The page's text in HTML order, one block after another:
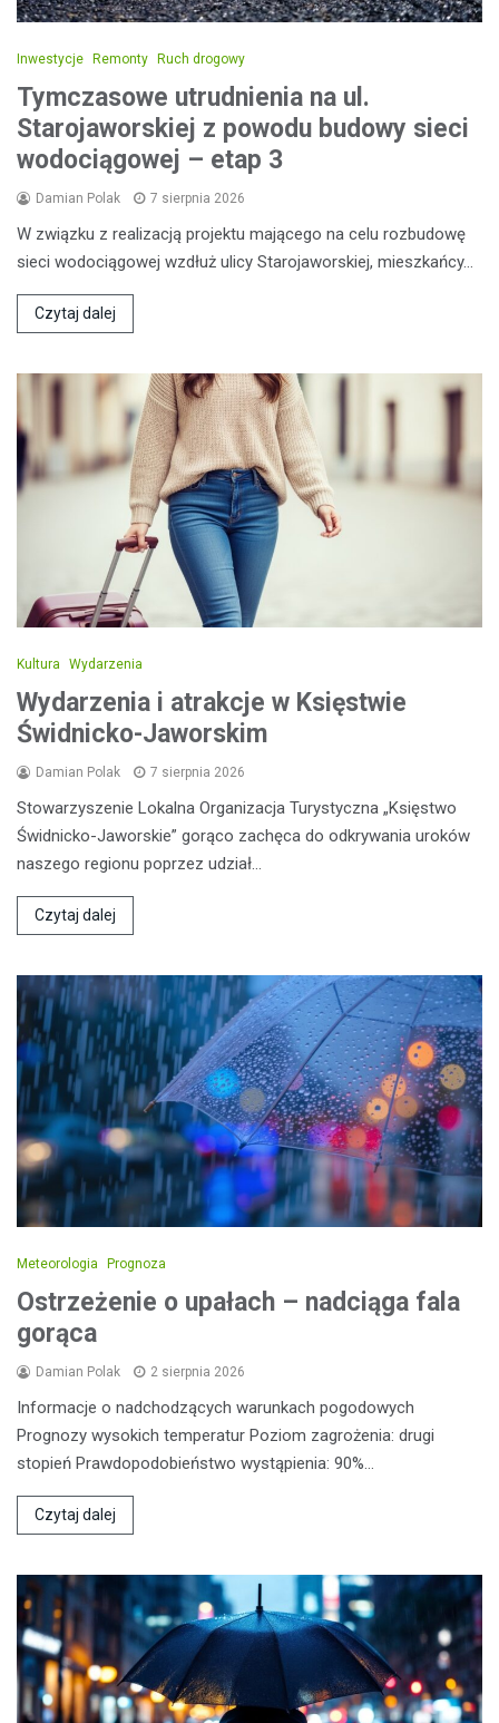
Inwestycje Remonty Ruch drogowy
Tymczasowe utrudnienia na ul.
Starojaworskiej z powodu budowy sieci
wodociągowej – etap 3
Damian Polak 7 sierpnia 2026
W związku z realizacją projektu mającego na celu rozbudowę
sieci wodociągowej wzdłuż ulicy Starojaworskiej, mieszkańcy…
Czytaj dalej
Kultura Wydarzenia
Wydarzenia i atrakcje w Księstwie
Świdnicko-Jaworskim
Damian Polak 7 sierpnia 2026
Stowarzyszenie Lokalna Organizacja Turystyczna „Księstwo
Świdnicko-Jaworskie” gorąco zachęca do odkrywania uroków
naszego regionu poprzez udział…
Czytaj dalej
Meteorologia Prognoza
Ostrzeżenie o upałach – nadciąga fala
gorąca
Damian Polak 2 sierpnia 2026
Informacje o nadchodzących warunkach pogodowych
Prognozy wysokich temperatur Poziom zagrożenia: drugi
stopień Prawdopodobieństwo wystąpienia: 90%…
Czytaj dalej